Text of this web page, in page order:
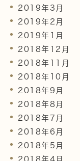
2019年3月
2019年2月
2019年1月
2018年12月
2018年11月
2018年10月
2018年9月
2018年8月
2018年7月
2018年6月
2018年5月
2018年4月